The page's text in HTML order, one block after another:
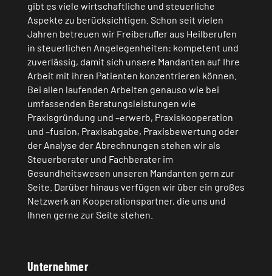
gibt es viele wirtschaftliche und steuerliche
Aspekte zu berücksichtigen. Schon seit vielen
Jahren betreuen wir Freiberuﬂer aus Heilberufen
in steuerlichen Angelegenheiten: kompetent und
zuverlässig, damit sich unsere Mandanten auf Ihre
Arbeit mit ihren Patienten konzentrieren können.
Bei allen laufenden Arbeiten genauso wie bei
umfassenden Beratungsleistungen wie
Praxisgründung und –erwerb, Praxiskooperation
und –fusion, Praxisabgabe, Praxisbewertung oder
der Analyse der Abrechnungen stehen wir als
Steuerberater und Fachberater im
Gesundheitswesen unseren Mandanten gern zur
Seite. Darüber hinaus verfügen wir über ein großes
Netzwerk an Kooperationspartner, die uns und
Ihnen gerne zur Seite stehen.
Unternehmer